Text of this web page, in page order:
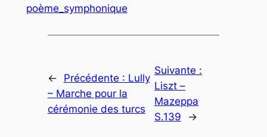
poème_symphonique
← Précédente : Lully
– Marche pour la
cérémonie des turcs
Suivante :
Liszt –
Mazeppa
S.139
→